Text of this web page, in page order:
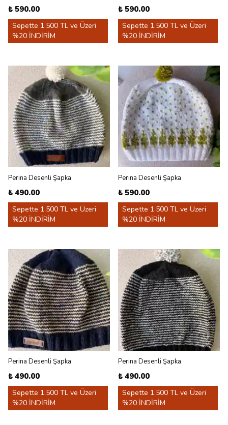
₺ 590.00
Sepette 1.500 TL ve Üzeri
%20 İNDİRİM
₺ 590.00
Sepette 1.500 TL ve Üzeri
%20 İNDİRİM
Perina Desenli Şapka
₺ 490.00
Sepette 1.500 TL ve Üzeri
%20 İNDİRİM
Perina Desenli Şapka
₺ 590.00
Sepette 1.500 TL ve Üzeri
%20 İNDİRİM
Perina Desenli Şapka
₺ 490.00
Sepette 1.500 TL ve Üzeri
%20 İNDİRİM
Perina Desenli Şapka
₺ 490.00
Sepette 1.500 TL ve Üzeri
%20 İNDİRİM